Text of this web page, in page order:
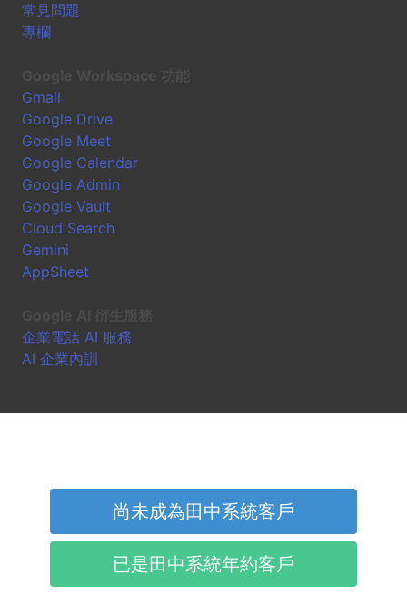
常見問題
專欄
Gmail
Google Drive
Google Meet
Google Calendar
Google Admin
Google Vault
Cloud Search
Gemini
AppSheet
企業電話 AI 服務
AI 企業內訓
尚未成為田中系統客戶
已是田中系統年約客戶